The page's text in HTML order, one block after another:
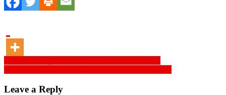
Post
navigation
Leave a Reply